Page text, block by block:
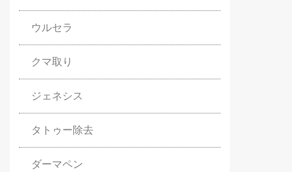
ウルセラ
クマ取り
ジェネシス
タトゥー除去
ダーマペン